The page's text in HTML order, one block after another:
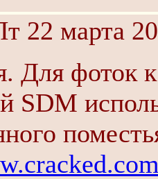
22 марта
Для фоток
SDM